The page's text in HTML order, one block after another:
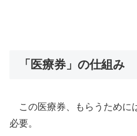
「医療券」の仕組み
この医療券、もらうために
必要。